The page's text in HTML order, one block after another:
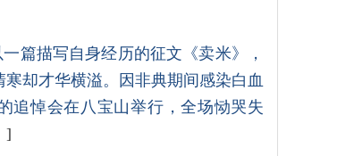
篇描写自身经历的征文《卖米》，
却才华横溢。因非典期间感染白血
追悼会在八宝山举行，全场恸哭失
]